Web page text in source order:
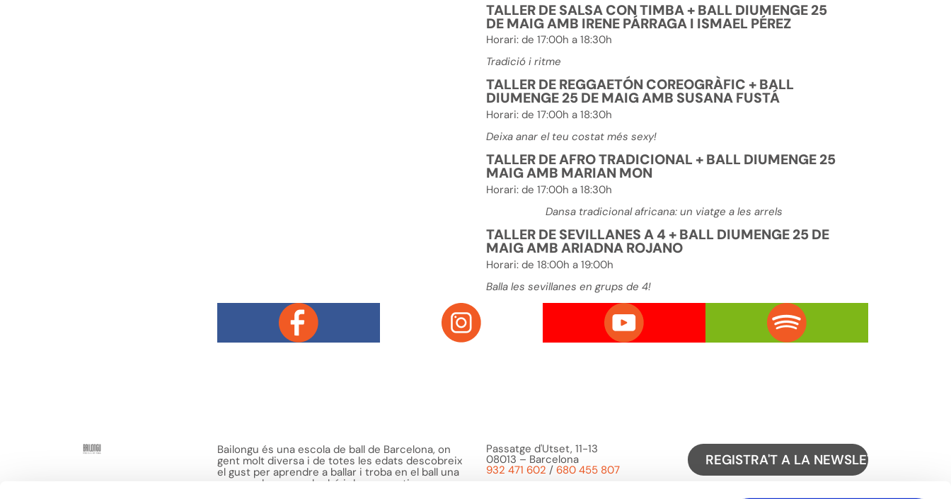
TALLER DE SALSA CON TIMBA + BALL DIUMENGE 25
DE MAIG AMB IRENE PÁRRAGA I ISMAEL PÉREZ
Horari:de 17:00h a 18:30h
Tradició i ritme
TALLER DE REGGAETÓN COREOGRÀFIC + BALL
DIUMENGE 25 DE MAIG AMB SUSANA FUSTÁ
Horari:de 17:00h a 18:30h
Deixa anar el teu costat més sexy!
TALLER DE AFRO TRADICIONAL + BALL DIUMENGE 25
MAIG AMB MARIAN MON
Horari:de 17:00h a 18:30h
Dansa tradicional africana: un viatge a les arrels
TALLER DE SEVILLANES A 4 + BALL DIUMENGE 25 DE
MAIG AMB ARIADNA ROJANO
Horari:de 18:00h a 19:00h
Balla les sevillanes en grups de 4!
Bailongu és una escola de ball de Barcelona, on
gent molt diversa i de totes les edats descobreix
el gust per aprendre a ballar i troba en el ball una
manera de passar-ho bé i de compartir
Passatge d'Utset, 11-13
08013 – Barcelona
932 471 602 / 680 455 807
REGISTRA'T A LA NEWSLETTER